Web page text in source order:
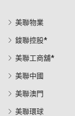
美聯物業
鋑聯控股*
美聯工商舖*
美聯中國
美聯澳門
美聯環球